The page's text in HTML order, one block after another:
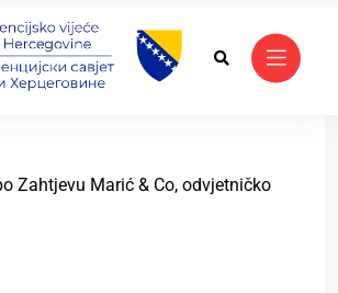
Zahtjevu Marić & Co, odvjetničko